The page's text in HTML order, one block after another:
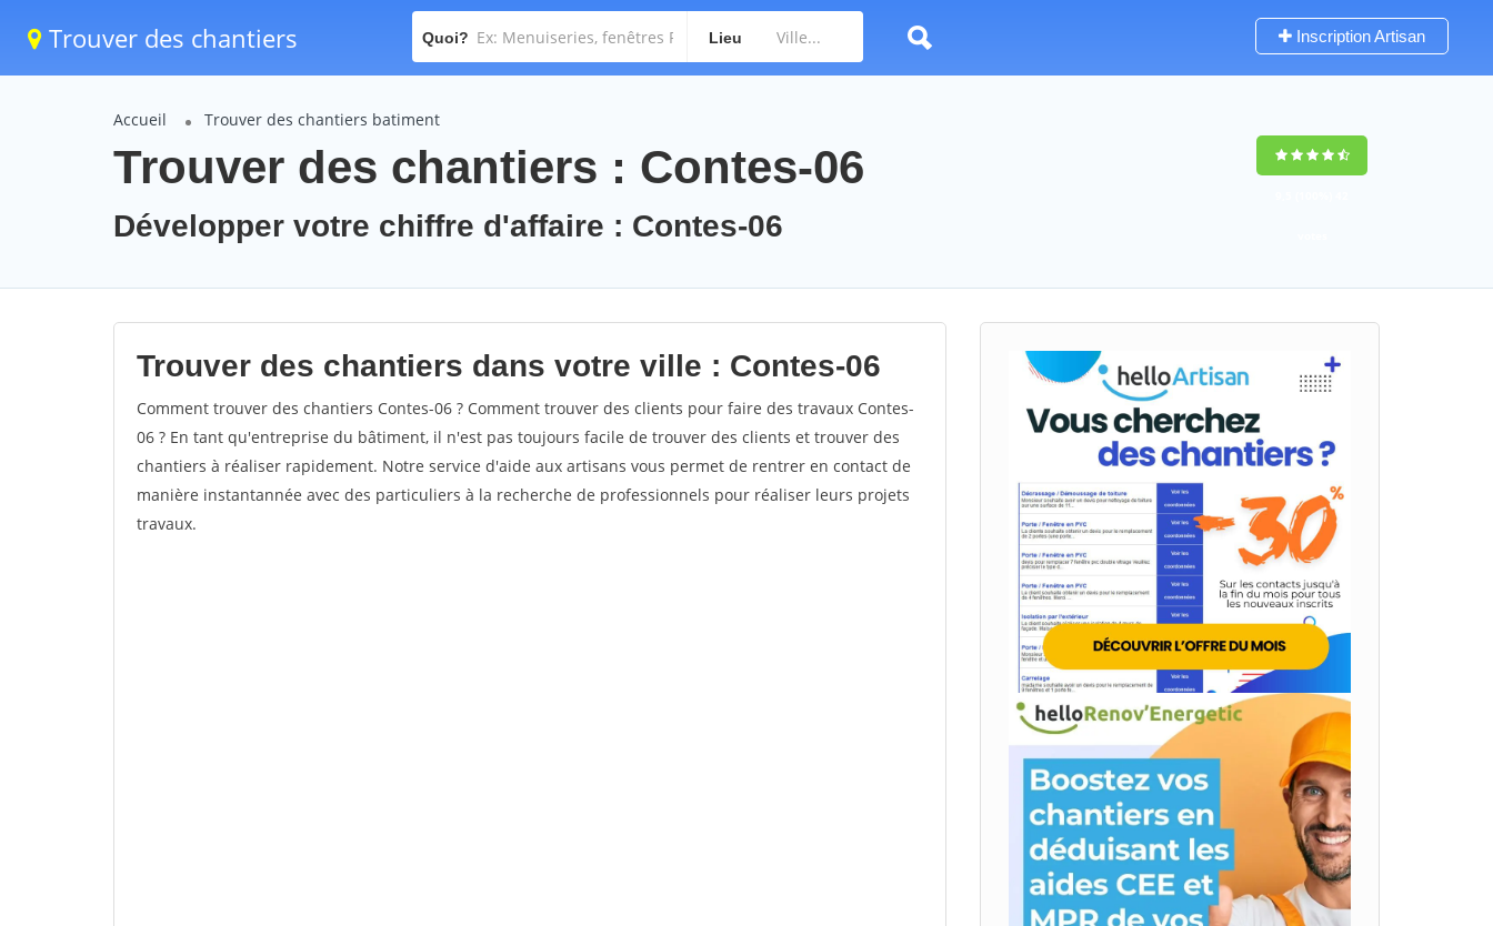
Trouver des chantiers Quoi? Lieu Inscription Artisan
Accueil Trouver des chantiers batiment
Trouver des chantiers : Contes-06
Développer votre chiffre d'affaire : Contes-06
Trouver des chantiers dans votre ville : Contes-06
Comment trouver des chantiers Contes-06 ? Comment trouver des clients pour faire des travaux Contes-
06 ? En tant qu'entreprise du bâtiment, il n'est pas toujours facile de trouver des clients et trouver des
chantiers à réaliser rapidement. Notre service d'aide aux artisans vous permet de rentrer en contact de
manière instantannée avec des particuliers à la recherche de professionnels pour réaliser leurs projets
travaux.